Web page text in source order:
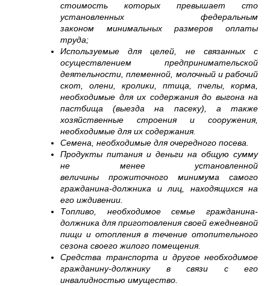
стоимость которых превышает сто
установленных федеральным
законом минимальных размеров оплаты
труда;
Используемые для целей, не связанных с
осуществлением предпринимательской
деятельности, племенной, молочный и рабочий
скот, олени, кролики, птица, пчелы, корма,
необходимые для их содержания до выгона на
пастбища (выезда на пасеку), а также
хозяйственные строения и сооружения,
необходимые для их содержания.
Семена, необходимые для очередного посева.
Продукты питания и деньги на общую сумму
не менее установленной
величины прожиточного минимума самого
гражданина-должника и лиц, находящихся на
его иждивении.
Топливо, необходимое семье гражданина-
должника для приготовления своей ежедневной
пищи и отопления в течение отопительного
сезона своего жилого помещения.
Средства транспорта и другое необходимое
гражданину-должнику в связи с его
инвалидностью имущество.